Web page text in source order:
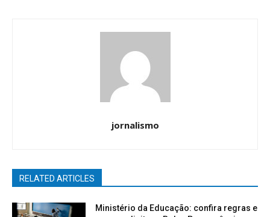
jornalismo
RELATED ARTICLES
Ministério da Educação: confira regras e